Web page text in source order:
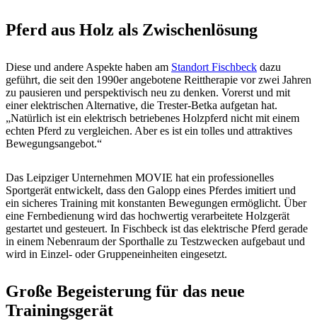
Pferd aus Holz als Zwischenlösung
Diese und andere Aspekte haben am Standort Fischbeck dazu
geführt, die seit den 1990er angebotene Reittherapie vor zwei Jahren
zu pausieren und perspektivisch neu zu denken. Vorerst und mit
einer elektrischen Alternative, die Trester-Betka aufgetan hat.
„Natürlich ist ein elektrisch betriebenes Holzpferd nicht mit einem
echten Pferd zu vergleichen. Aber es ist ein tolles und attraktives
Bewegungsangebot.“
Das Leipziger Unternehmen MOVIE hat ein professionelles
Sportgerät entwickelt, dass den Galopp eines Pferdes imitiert und
ein sicheres Training mit konstanten Bewegungen ermöglicht. Über
eine Fernbedienung wird das hochwertig verarbeitete Holzgerät
gestartet und gesteuert. In Fischbeck ist das elektrische Pferd gerade
in einem Nebenraum der Sporthalle zu Testzwecken aufgebaut und
wird in Einzel- oder Gruppeneinheiten eingesetzt.
Große Begeisterung für das neue
Trainingsgerät